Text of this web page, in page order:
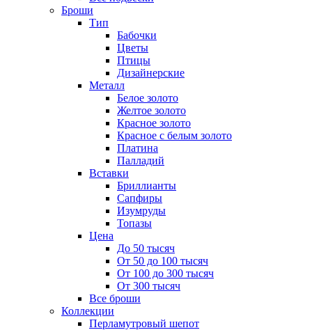
Броши
Тип
Бабочки
Цветы
Птицы
Дизайнерские
Металл
Белое золото
Желтое золото
Красное золото
Красное с белым золото
Платина
Палладий
Вставки
Бриллианты
Сапфиры
Изумруды
Топазы
Цена
До 50 тысяч
От 50 до 100 тысяч
От 100 до 300 тысяч
От 300 тысяч
Все броши
Коллекции
Перламутровый шепот